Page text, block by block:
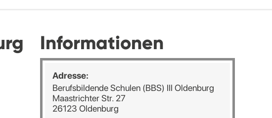
Informationen
Adresse:
Berufsbildende Schulen (BBS) III Oldenburg
Maastrichter Str. 27
26123 Oldenburg